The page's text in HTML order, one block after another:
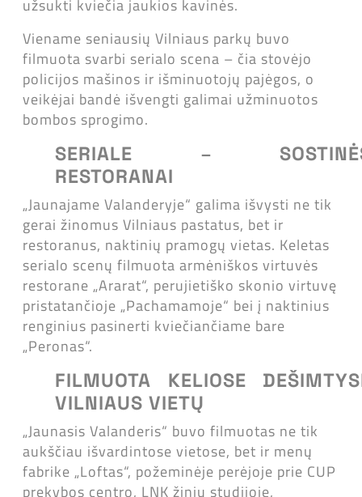
užsukti kviečia jaukios kavinės.
Viename seniausių Vilniaus parkų buvo
filmuota svarbi serialo scena – čia stovėjo
policijos mašinos ir išminuotojų pajėgos, o
veikėjai bandė išvengti galimai užminuotos
bombos sprogimo.
SERIALE –
RESTORANAI
„Jaunajame Valanderyje“ galima išvysti ne tik
gerai žinomus Vilniaus pastatus, bet ir
restoranus, naktinių pramogų vietas. Keletas
serialo scenų filmuota armėniškos virtuvės
restorane „Ararat“, perujietiško skonio virtuvę
pristatančioje „Pachamamoje“ bei į naktinius
renginius pasinerti kviečiančiame bare
„Peronas“.
FILMUOTA KELIOSE
VILNIAUS VIETŲ
„Jaunasis Valanderis“ buvo filmuotas ne tik
aukščiau išvardintose vietose, bet ir menų
fabrike „Loftas“, požeminėje perėjoje prie CUP
prekybos centro, LNK žinių studijoje,